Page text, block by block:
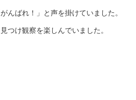
んばれ！」と声を掛けていました。
つけ観察を楽しんでいました。